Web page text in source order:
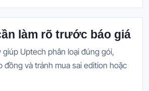
làm rõ trước báo giá
Uptech phân loại đúng gói,
đồng và tránh mua sai edition hoặc